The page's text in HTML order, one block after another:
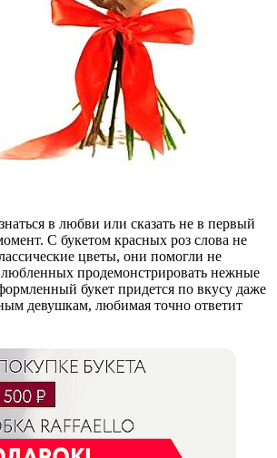
в любви или сказать не в первый
С букетом красных роз слова не
цветы, они помогли не
продемонстрировать нежные
букет придется по вкусу даже
девушкам, любимая точно ответит